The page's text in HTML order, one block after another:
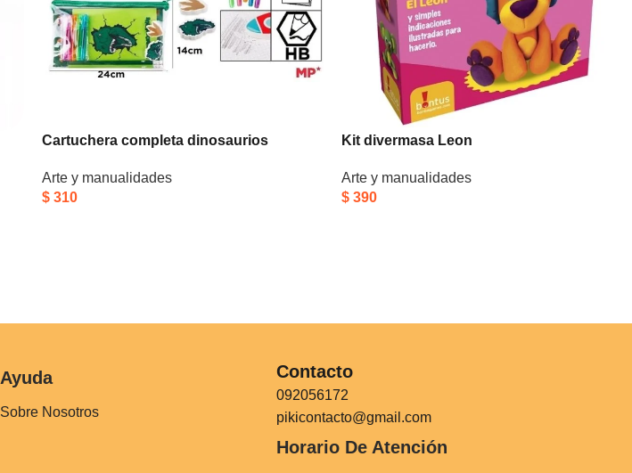
Cartuchera completa dinosaurios
Arte y manualidades
$ 310
Kit divermasa Leon
Arte y manualidades
$ 390
Ayuda
Sobre Nosotros
Contacto
092056172
pikicontacto@gmail.com
Horario De Atención